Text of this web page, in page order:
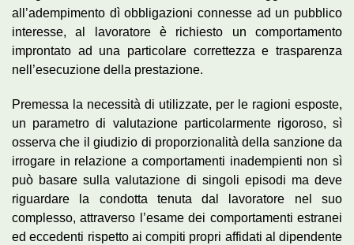
all’adempimento dì obbligazioni connesse ad un pubblico
interesse, al lavoratore è richiesto un comportamento
improntato ad una particolare correttezza e trasparenza
nell’esecuzione della prestazione.
Premessa la necessità di utilizzate, per le ragioni esposte,
un parametro di valutazione particolarmente rigoroso, sì
osserva che il giudizio di proporzionalità della sanzione da
irrogare in relazione a comportamenti inadempienti non sì
può basare sulla valutazione di singoli episodi ma deve
riguardare la condotta tenuta dal lavoratore nel suo
complesso, attraverso l’esame dei comportamenti estranei
ed eccedenti rispetto ai compiti propri affidati al dipendente